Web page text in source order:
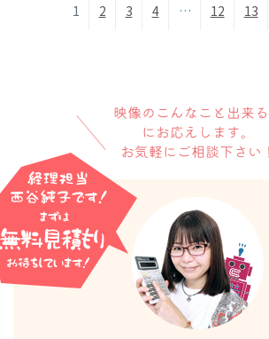
1 2 3 4 … 12 13
映像のこんなこと出来る
にお応えします。
お気軽にご相談下さい！